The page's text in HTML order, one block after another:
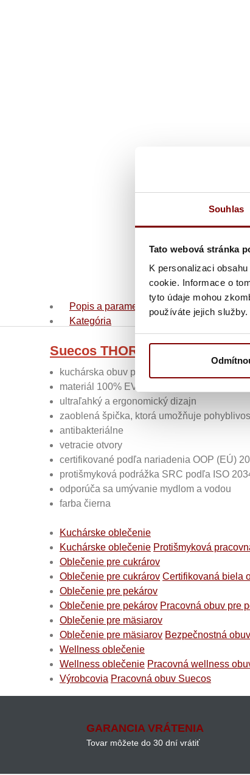
Souhlas
Tato webová stránka
K personalizaci
cookie. Informace o
tyto údaje mohou
používáte jejich služby.
Popis a parametre
Kategória
Suecos THOR+ kuchárska
kuchárska obuv pracovná THOR+ dámska
materiál 100% EVA bez latexu
ultraľahký a ergonomický dizajn
zaoblená špička, ktorá umožňuje
antibakteriálne
vetracie otvory
certifikované podľa nariadenia OOP (EÚ)
protišmyková podrážka SRC podľa ISO
odporúča sa umývanie mydlom a vodou
farba čierna
Kuchárske oblečenie
Kuchárske oblečenie Protišmyková
Oblečenie pre cukrárov
Oblečenie pre cukrárov Certifikovaná biela
Oblečenie pre pekárov
Oblečenie pre pekárov Pracovná obuv pre
Oblečenie pre mäsiarov
Oblečenie pre mäsiarov Bezpečnostná
Wellness oblečenie
Wellness oblečenie Pracovná wellness
Výrobcovia Pracovná obuv Suecos
GARANCIA VRÁTENIA
Tovar môžete do 30 dní vrátiť